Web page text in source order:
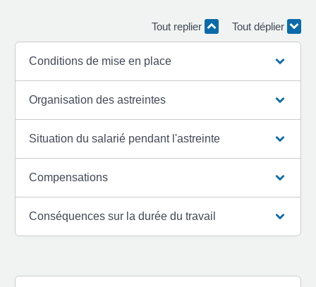
Tout replier Tout déplier
Conditions de mise en place
Organisation des astreintes
Situation du salarié pendant l'astreinte
Compensations
Conséquences sur la durée du travail